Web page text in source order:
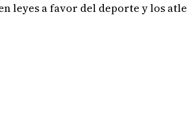
leyes a favor del deporte y los